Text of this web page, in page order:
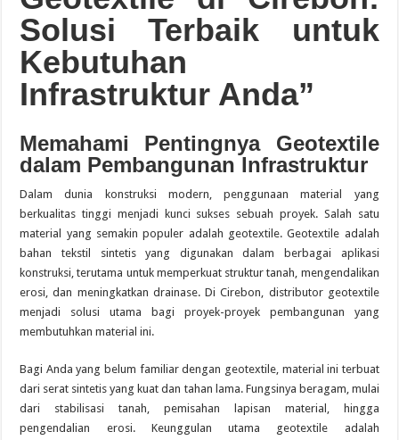
Guide des Meilleurs Sites de Jeu en Ligne pour 2026: Top Casino
Solusi Terbaik untuk
Kebutuhan
Infrastruktur Anda”
Memahami Pentingnya Geotextile
dalam Pembangunan Infrastruktur
Dalam dunia konstruksi modern, penggunaan material yang
berkualitas tinggi menjadi kunci sukses sebuah proyek. Salah satu
material yang semakin populer adalah geotextile. Geotextile adalah
bahan tekstil sintetis yang digunakan dalam berbagai aplikasi
konstruksi, terutama untuk memperkuat struktur tanah, mengendalikan
erosi, dan meningkatkan drainase. Di Cirebon, distributor geotextile
menjadi solusi utama bagi proyek-proyek pembangunan yang
membutuhkan material ini.
Bagi Anda yang belum familiar dengan geotextile, material ini terbuat
dari serat sintetis yang kuat dan tahan lama. Fungsinya beragam, mulai
dari stabilisasi tanah, pemisahan lapisan material, hingga
pengendalian erosi. Keunggulan utama geotextile adalah